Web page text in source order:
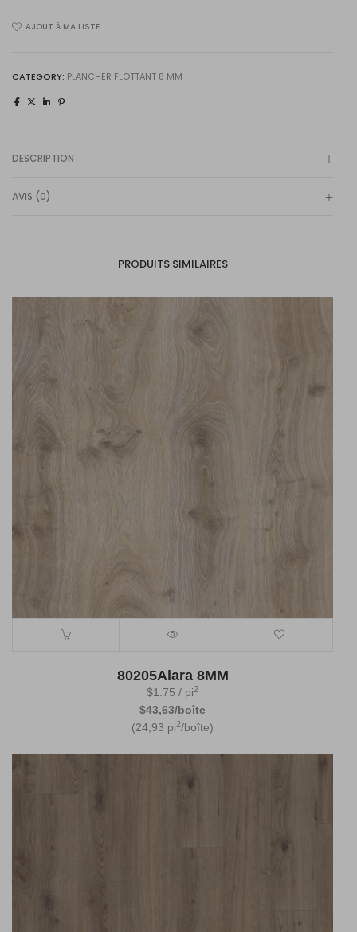
AJOUT À MA LISTE
CATEGORY: PLANCHER FLOTTANT 8 MM
DESCRIPTION
AVIS (0)
PRODUITS SIMILAIRES
80205Alara 8MM
$1.75 / pi2
$43,63/boîte
(24,93 pi2/boîte)